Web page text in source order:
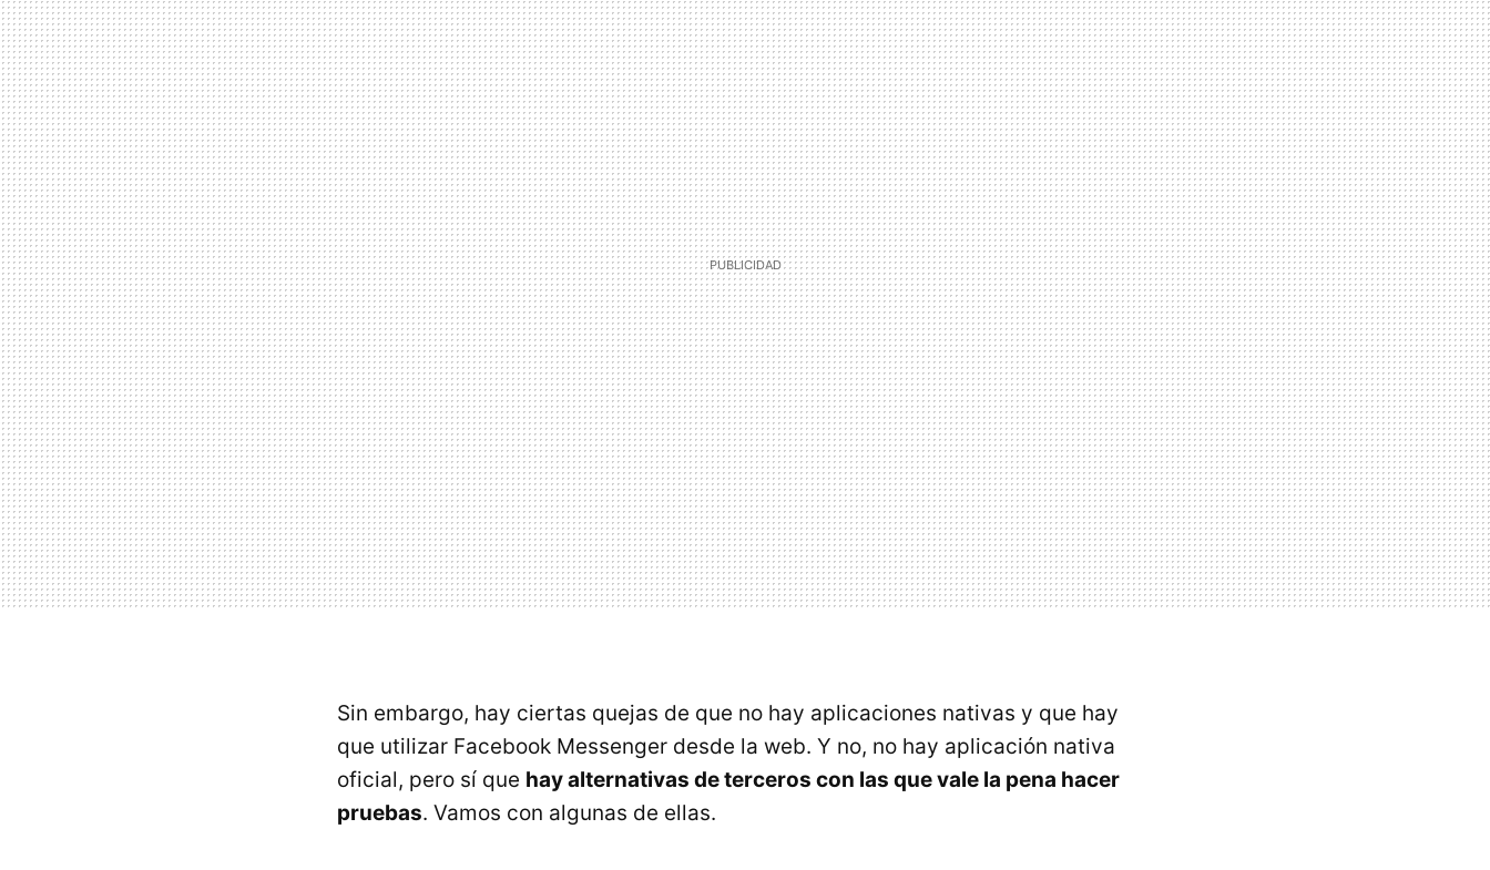
Sin embargo, hay ciertas quejas de que no hay aplicaciones nativas y que hay
que utilizar Facebook Messenger desde la web. Y no, no hay aplicación nativa
oficial, pero sí que hay alternativas de terceros con las que vale la pena hacer
pruebas. Vamos con algunas de ellas.